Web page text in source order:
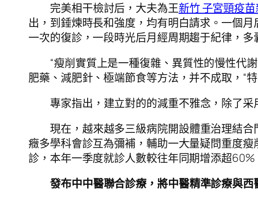
完美相干檢討后，大夫為王新竹 子宮頸疫苗
出，到錘煉時長和強度，均有明白請求。一個
一次的復診，一段時光后月經周期趨于紀律，多
“瘦削實質上是一種復雜、異質性的慢性代
肥藥、減肥針、極端節食等方法，并不成取，“
專家指出，建立對的的減重不雅念，除了采
現在，越來越多三級病院開設體重治理結合
癥多學科會診互為彌補，輔助一大量疑問重度瘦
診，本年一季度就診人數較往年同期增添超60%
發布中中醫聯合診療，將中醫精準診療與西